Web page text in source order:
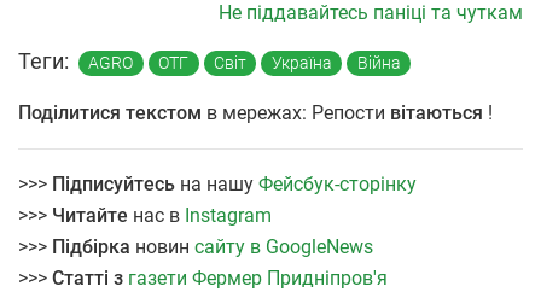
Не піддавайтесь паніці та чуткам
Теги: AGRO ОТГ Світ Україна Війна
Поділитися текстом в мережах: Репости вітаються !
>>> Підписуйтесь на нашу Фейсбук-сторінку
>>> Читайте нас в Instagram
>>> Підбірка новин сайту в GoogleNews
>>> Статті з газети Фермер Придніпров'я